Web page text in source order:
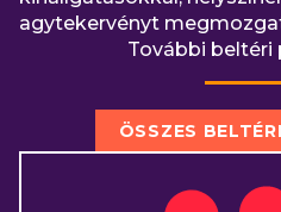
agytekervényt
További beltéri
ÖSSZES